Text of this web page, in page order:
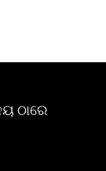
ଠାରେ